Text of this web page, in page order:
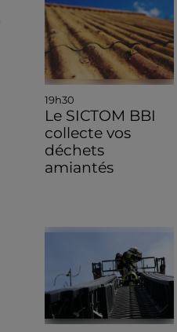
19h30
Le SICTOM BBI
collecte vos
déchets
amiantés